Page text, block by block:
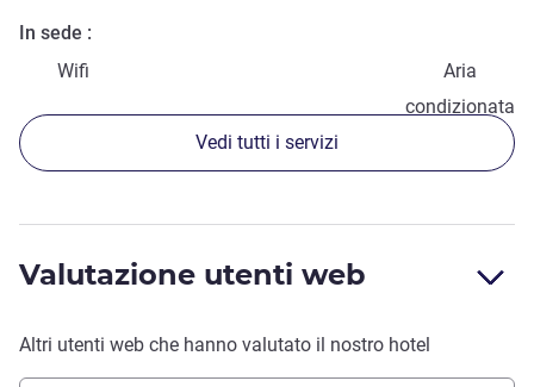
In sede
Wifi
Aria
condizionata
Vedi tutti i servizi
Valutazione utenti web
Altri utenti web che hanno valutato il nostro hotel